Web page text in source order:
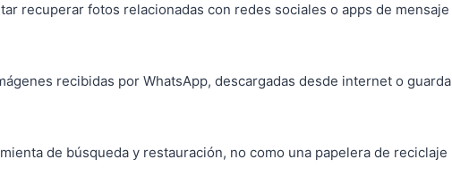
recuperar fotos relacionadas con redes sociales o apps de mensaje
recibidas por WhatsApp, descargadas desde internet o guarda
de búsqueda y restauración, no como una papelera de reciclaje